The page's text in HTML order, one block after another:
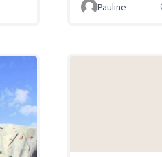
Pauline